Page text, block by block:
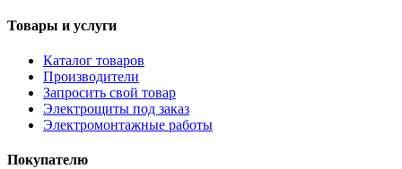
Товары и услуги
Каталог товаров
Производители
Запросить свой товар
Электрощиты под заказ
Электромонтажные работы
Покупателю